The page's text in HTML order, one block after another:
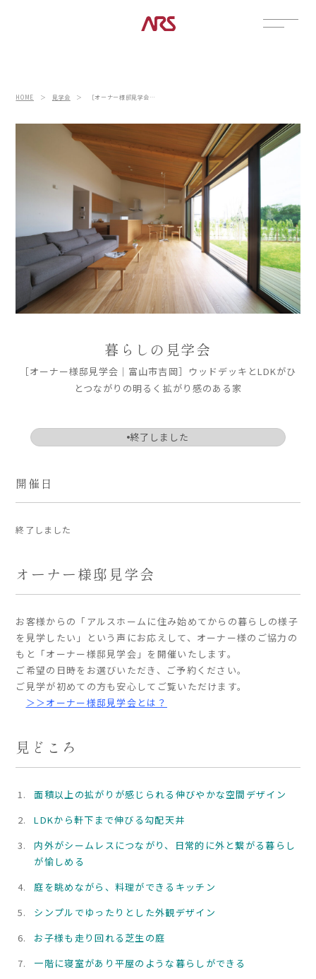
展示場
資料請求
CONTENTS
- 設計コンセプト
- 商品コンセプト
デザイン
- 内観デザイン
- 高断熱性能
- 高耐震性能
- 高耐久性能
- 保証
家づくりの流れ
よくあるご質問
採用情報
建築実例
インタビュー
土地情報
お知らせ
ブログ
HOME ＞ 見学会 ＞ ［オーナー様邸見学会｜富山市吉岡］ウッドデッキとLDKがひとつながりの明るく拡がり感のある家
暮らしの見学会
［オーナー様邸見学会｜富山市吉岡］ウッドデッキとLDKがひ
とつながりの明るく拡がり感のある家
終了しました
開催日
終了しました
オーナー様邸見学会
お客様からの「アルスホームに住み始めてからの暮らしの様子
を見学したい」という声にお応えして、オーナー様のご協力の
もと「オーナー様邸見学会」を開催いたします。
ご希望の日時をお選びいただき、ご予約ください。
ご見学が初めての方も安心してご覧いただけます。
＞＞オーナー様邸見学会とは？
見どころ
面積以上の拡がりが感じられる伸びやかな空間デザイン
LDKから軒下まで伸びる勾配天井
内外がシームレスにつながり、日常的に外と繋がる暮らし
が愉しめる
庭を眺めながら、料理ができるキッチン
シンプルでゆったりとした外観デザイン
お子様も走り回れる芝生の庭
一階に寝室があり平屋のような暮らしができる